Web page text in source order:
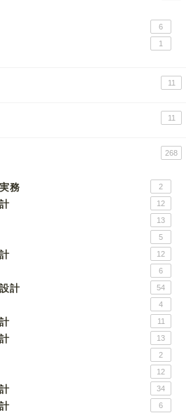
6
1
11
11
268
務 2
12
13
5
12
6
計 54
4
11
13
2
12
34
6